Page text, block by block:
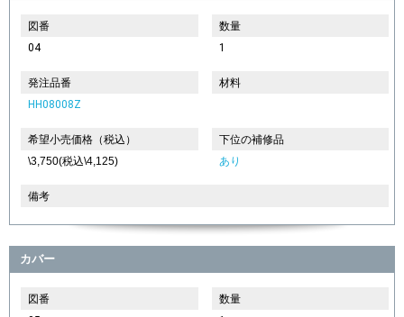
図番
04
数量
1
発注品番
HH08008Z
材料
希望小売価格（税込）
\3,750(税込\4,125)
下位の補修品
あり
備考
カバー
図番
数量